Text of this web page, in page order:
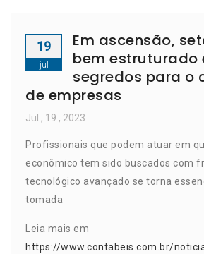
19
jul
Em ascensão,
bem estruturado
segredos para o
de empresas
Jul , 19 , 2023
Profissionais que podem atuar em
econômico tem sido buscados com
tecnológico avançado se torna
tomada
Leia mais em
https://www.contabeis.com.br/